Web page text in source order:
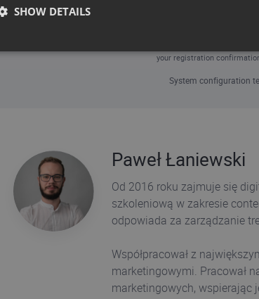
your registration
System configuration
Paweł Łaniewski
Od 2016 roku zajmuje się
szkoleniową w zakresie
odpowiada za zarządzanie
Współpracował z
marketingowymi. Pracował
marketingowych, wspierając
SHOW DETAILS